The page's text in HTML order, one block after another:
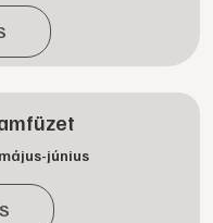
június